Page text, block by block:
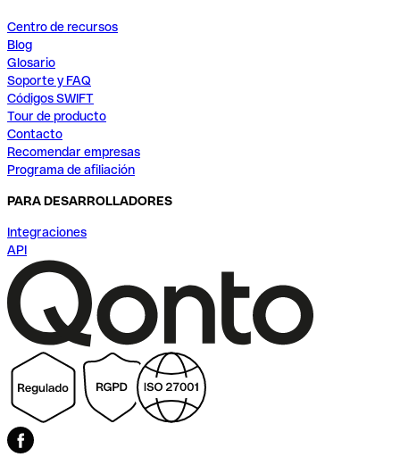
Centro de recursos
Blog
Glosario
Soporte y FAQ
Códigos SWIFT
Tour de producto
Contacto
Recomendar empresas
Programa de afiliación
PARA DESARROLLADORES
Integraciones
API